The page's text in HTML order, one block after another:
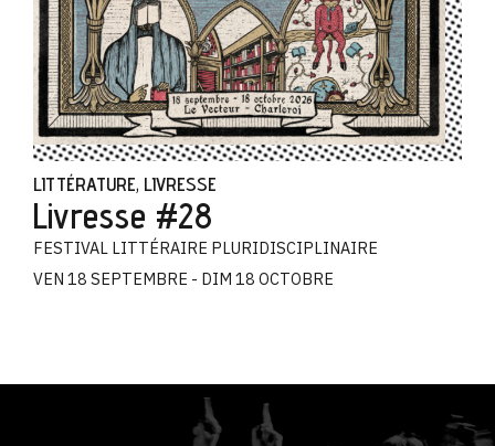
LITTÉRATURE, LIVRESSE
Livresse #28
FESTIVAL LITTÉRAIRE PLURIDISCIPLINAIRE
VEN 18 SEPTEMBRE - DIM 18 OCTOBRE